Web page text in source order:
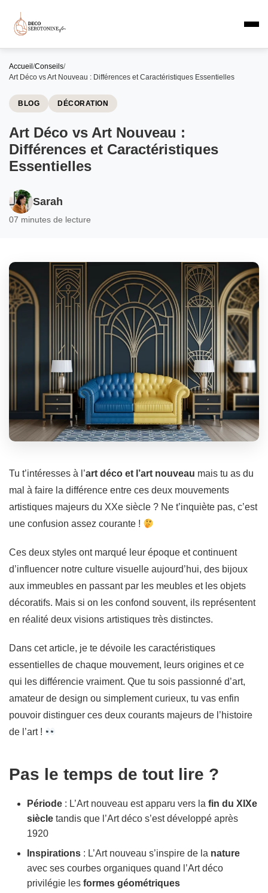
Accueil /Conseils/
Art Déco vs Art Nouveau : Différences et Caractéristiques Essentielles
BLOG DÉCORATION
Art Déco vs Art Nouveau :
Différences et Caractéristiques
Essentielles
Sarah
07 minutes de lecture
Tu t’intéresses à l’art déco et l’art nouveau mais tu as du
mal à faire la différence entre ces deux mouvements
artistiques majeurs du XXe siècle ? Ne t’inquiète pas, c’est
une confusion assez courante !
Ces deux styles ont marqué leur époque et continuent
d’influencer notre culture visuelle aujourd’hui, des bijoux
aux immeubles en passant par les meubles et les objets
décoratifs. Mais si on les confond souvent, ils représentent
en réalité deux visions artistiques très distinctes.
Dans cet article, je te dévoile les caractéristiques
essentielles de chaque mouvement, leurs origines et ce
qui les différencie vraiment. Que tu sois passionné d’art,
amateur de design ou simplement curieux, tu vas enfin
pouvoir distinguer ces deux courants majeurs de l’histoire
de l’art !
Pas le temps de tout lire ?
Période : L’Art nouveau est apparu vers la fin du XIXe
siècle tandis que l’Art déco s’est développé après
1920
Inspirations : L’Art nouveau s’inspire de la nature
avec ses courbes organiques quand l’Art déco
privilégie les formes géométriques